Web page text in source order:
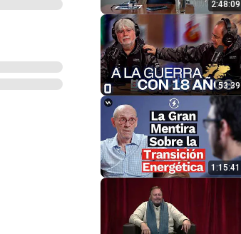
2:48:09
53:39
1:15:41